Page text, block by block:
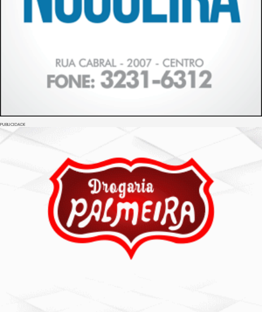
PUBLICIDADE